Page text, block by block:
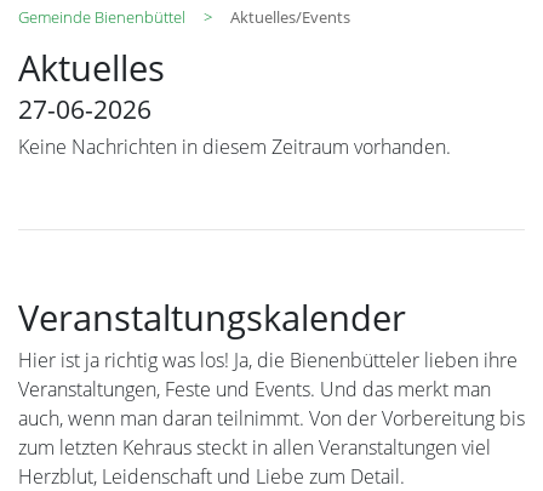
Gemeinde Bienenbüttel Aktuelles/Events
Aktuelles
27-06-2026
Keine Nachrichten in diesem Zeitraum vorhanden.
Veranstaltungskalender
Hier ist ja richtig was los! Ja, die Bienenbütteler lieben ihre
Veranstaltungen, Feste und Events. Und das merkt man
auch, wenn man daran teilnimmt. Von der Vorbereitung bis
zum letzten Kehraus steckt in allen Veranstaltungen viel
Herzblut, Leidenschaft und Liebe zum Detail.